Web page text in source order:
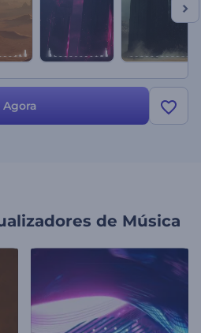
Agora
de Música